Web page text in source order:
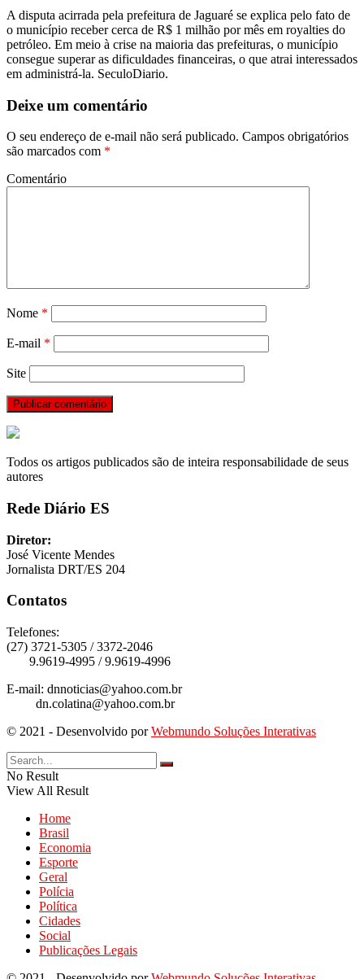
A disputa acirrada pela prefeitura de Jaguaré se explica pelo fato de
o município receber cerca de R$ 1 milhão por mês em royalties do
petróleo. Em meio à crise na maioria das prefeituras, o município
consegue superar as dificuldades financeiras, o que atrai interessados
em administrá-la. SeculoDiario.
Deixe um comentário
O seu endereço de e-mail não será publicado. Campos obrigatórios
são marcados com *
Comentário
Nome *
E-mail *
Site
Todos os artigos publicados são de inteira responsabilidade de seus
autores
Rede Diário ES
Diretor:
José Vicente Mendes
Jornalista DRT/ES 204
Contatos
Telefones:
(27) 3721-5305 / 3372-2046
9.9619-4995 / 9.9619-4996
E-mail: dnnoticias@yahoo.com.br
dn.colatina@yahoo.com.br
© 2021 - Desenvolvido porWebmundo Soluções Interativas
No Result
View All Result
Home
Brasil
Economia
Esporte
Geral
Polícia
Política
Cidades
Social
Publicações Legais